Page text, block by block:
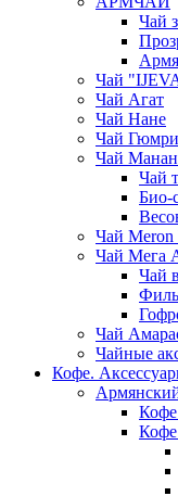
Чай
Чай
Чай Агат
Чай Нане
Чай Гюмри
Чай
Чай
Био-
Чай Meron
Чай Мега
Чай
Чай
Чайные
Кофе.
Кофе